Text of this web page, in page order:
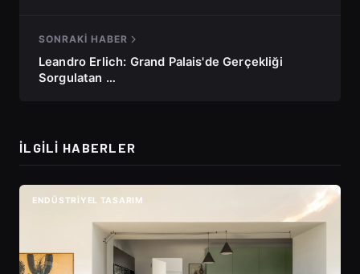
SONRAKI HABER
Leandro Erlich: Grand Palais'de Gerçekliği
Sorgulatan …
İLGILI HABERLER
ENDÜSTRIYEL TASARIM